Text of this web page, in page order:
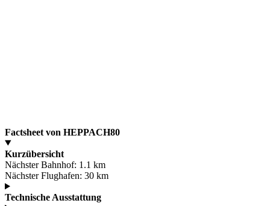
Factsheet von HEPPACH80
Kurzübersicht
Nächster Bahnhof: 1.1 km
Nächster Flughafen: 30 km
Technische Ausstattung